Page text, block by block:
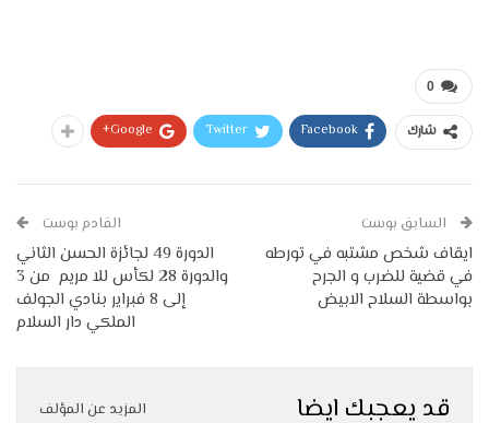
0
شارك Facebook
Twitter
Google+
السابق بوست
ايقاف شخص مشتبه في تورطه
في قضية للضرب و الجرح
بواسطة السلاح الابيض
القادم بوست
الدورة 49 لجائزة الحسن الثاني
والدورة 28 لكأس للا مريم من 3
إلى 8 فبراير بنادي الجولف
الملكي دار السلام
قد يعجبك ايضا المزيد عن المؤلف